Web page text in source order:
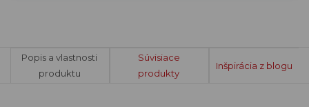
Popis a vlastnosti
produktu
Súvisiace
produkty
Inšpirácia z blogu